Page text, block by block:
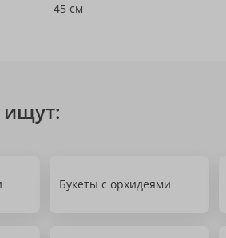
45 см
ищут:
Букеты с орхидеями